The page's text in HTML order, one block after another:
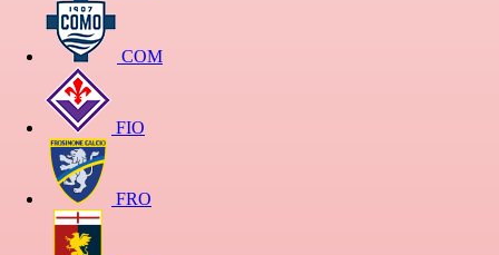
COM
FIO
FRO